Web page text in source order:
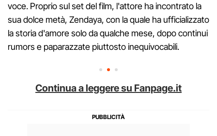
voce. Proprio sul set del film, l'attore ha incontrato la
sua dolce metà, Zendaya, con la quale ha ufficializzato
la storia d'amore solo da qualche mese, dopo continui
rumors e paparazzate piuttosto inequivocabili.
Continua a leggere su Fanpage.it